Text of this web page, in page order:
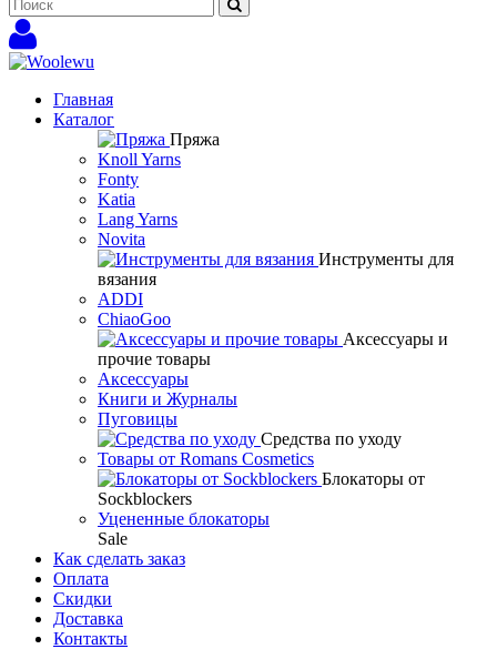
Главная
Каталог
Пряжа
Knoll Yarns
Fonty
Katia
Lang Yarns
Novita
Инструменты для
вязания
ADDI
ChiaoGoo
Аксессуары и
прочие товары
Аксессуары
Книги и Журналы
Пуговицы
Средства по уходу
Товары от Romans Cosmetics
Блокаторы от
Sockblockers
Уцененные блокаторы
Sale
Как сделать заказ
Оплата
Скидки
Доставка
Контакты